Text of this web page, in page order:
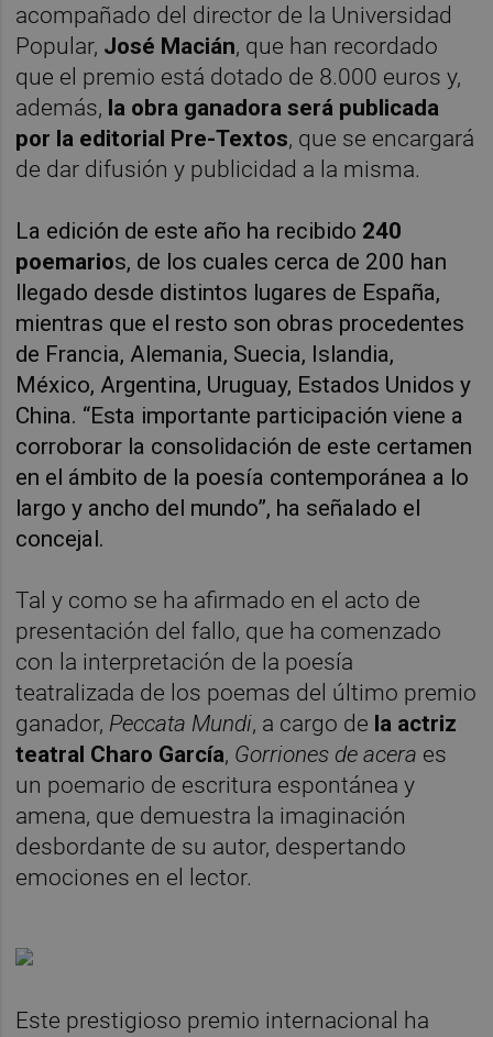
acompañado del director de la Universidad
Popular, José Macián, que han recordado
que el premio está dotado de 8.000 euros y,
además, la obra ganadora será publicada
por la editorial Pre-Textos, que se encargará
de dar difusión y publicidad a la misma.
La edición de este año ha recibido 240
poemarios, de los cuales cerca de 200 han
llegado desde distintos lugares de España,
mientras que el resto son obras procedentes
de Francia, Alemania, Suecia, Islandia,
México, Argentina, Uruguay, Estados Unidos y
China. “Esta importante participación viene a
corroborar la consolidación de este certamen
en el ámbito de la poesía contemporánea a lo
largo y ancho del mundo”, ha señalado el
concejal.
Tal y como se ha afirmado en el acto de
presentación del fallo, que ha comenzado
con la interpretación de la poesía
teatralizada de los poemas del último premio
ganador, Peccata Mundi, a cargo de la actriz
teatral Charo García, Gorriones de acera es
un poemario de escritura espontánea y
amena, que demuestra la imaginación
desbordante de su autor, despertando
emociones en el lector.
Este prestigioso premio internacional ha